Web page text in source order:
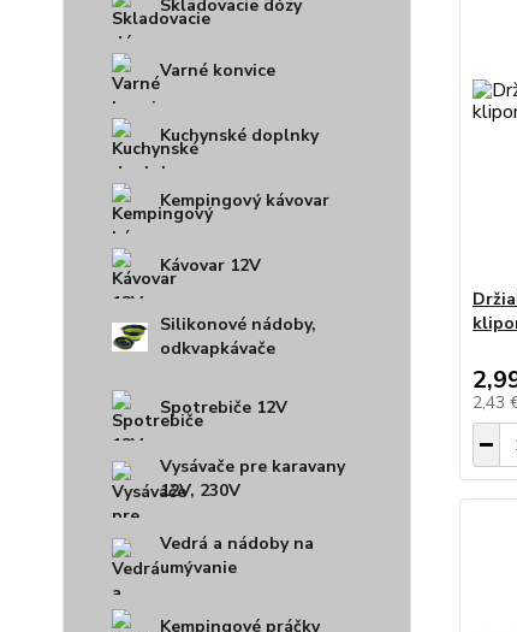
Skladovacie dózy
Varné konvice
Kuchynské doplnky
Kempingový kávovar
Kávovar 12V
Silikonové nádoby,
odkvapkávače
Spotrebiče 12V
Vysávače pre karavany
12V, 230V
Vedrá a nádoby na
umývanie
Kempingové práčky
2,43